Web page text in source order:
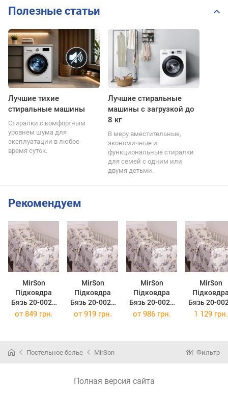
Полезные статьи
Лучшие тихие
стиральные машины
Стиралки с комфортным
уровнем шума для
эксплуатации в любое
время суток.
Лучшие стиральные
машины с загрузкой до
8 кг
В меру вместительные,
экономичные и
функциональные стиралки
для семей с одним или
двумя детьми.
Рекомендуем
MirSon
Підковдра
Бязь 20-0022
Rabbit Gray
MirSon
Підковдра
Бязь 20-0022
Rabbit Gray
MirSon
Підковдра
Бязь 20-0022
Rabbit Gray
MirSon
Бязь 20-
Rabbit
от 849 грн. от 919 грн. от 986 грн. 1 129 грн.
Постельное белье MirSon Фильтр
Полная версия сайта